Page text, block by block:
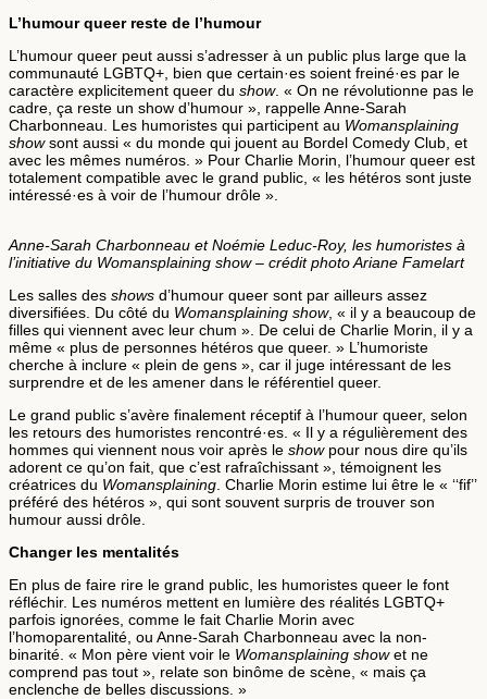
L’humour queer reste de l’humour
L’humour queer peut aussi s’adresser à un public plus large que la
communauté LGBTQ+, bien que certain·es soient freiné·es par le
caractère explicitement queer du show. « On ne révolutionne pas le
cadre, ça reste un show d’humour », rappelle Anne-Sarah
Charbonneau. Les humoristes qui participent au Womansplaining
showsont aussi « du monde qui jouent au Bordel Comedy Club, et
avec les mêmes numéros. » Pour Charlie Morin, l’humour queer est
totalement compatible avec le grand public, « les hétéros sont juste
intéressé·es à voir de l’humour drôle ».
Anne-Sarah Charbonneau et Noémie Leduc-Roy, les humoristes à
l’initiative du Womansplaining show – crédit photo Ariane Famelart
Les salles des shows d’humour queer sont par ailleurs assez
diversifiées. Du côté du Womansplaining show, « il y a beaucoup de
filles qui viennent avec leur chum ». De celui de Charlie Morin, il y a
même « plus de personnes hétéros que queer. » L’humoriste
cherche à inclure « plein de gens », car il juge intéressant de les
surprendre et de les amener dans le référentiel queer.
Le grand public s’avère finalement réceptif à l’humour queer, selon
les retours des humoristes rencontré·es. « Il y a régulièrement des
hommes qui viennent nous voir après le showpour nous dire qu’ils
adorent ce qu’on fait, que c’est rafraîchissant », témoignent les
créatrices du Womansplaining . Charlie Morin estime lui être le « ‘‘fif’’
préféré des hétéros », qui sont souvent surpris de trouver son
humour aussi drôle.
Changer les mentalités
En plus de faire rire le grand public, les humoristes queer le font
réfléchir. Les numéros mettent en lumière des réalités LGBTQ+
parfois ignorées, comme le fait Charlie Morin avec
l’homoparentalité, ou Anne-Sarah Charbonneau avec la non-
binarité. « Mon père vient voir le Womansplaining showet ne
comprend pas tout », relate son binôme de scène, « mais ça
enclenche de belles discussions. »